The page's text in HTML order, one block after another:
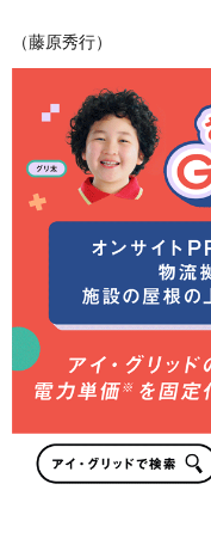
（藤原秀行）